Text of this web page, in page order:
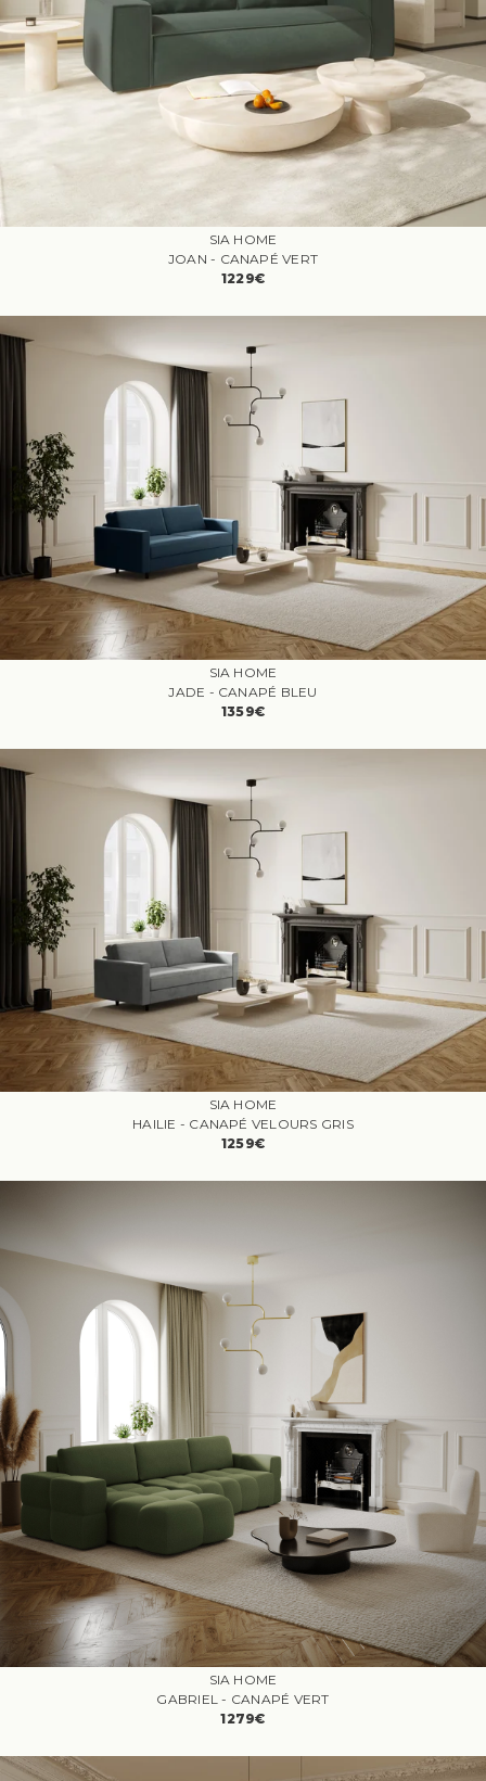
SIA HOME
JOAN - CANAPÉ VERT
1229€
SIA HOME
JADE - CANAPÉ BLEU
1359€
SIA HOME
HAILIE - CANAPÉ VELOURS GRIS
1259€
SIA HOME
GABRIEL - CANAPÉ VERT
1279€